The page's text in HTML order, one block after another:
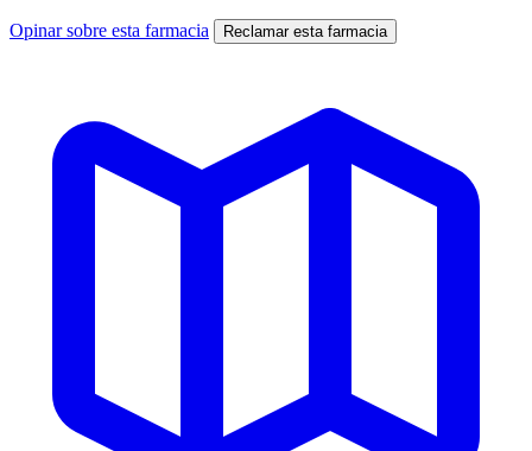
Opinar sobre esta farmacia Reclamar esta farmacia